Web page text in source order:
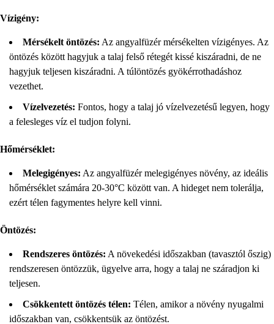
Vízigény:
Mérsékelt öntözés: Az angyalfüzér mérsékelten vízigényes. Az
öntözés között hagyjuk a talaj felső rétegét kissé kiszáradni, de ne
hagyjuk teljesen kiszáradni. A túlöntözés gyökérrothadáshoz
vezethet.
Vízelvezetés: Fontos, hogy a talaj jó vízelvezetésű legyen, hogy
a felesleges víz el tudjon folyni.
Hőmérséklet:
Melegigényes: Az angyalfüzér melegigényes növény, az ideális
hőmérséklet számára 20-30°C között van. A hideget nem tolerálja,
ezért télen fagymentes helyre kell vinni.
Öntözés:
Rendszeres öntözés: A növekedési időszakban (tavasztól őszig)
rendszeresen öntözzük, ügyelve arra, hogy a talaj ne száradjon ki
teljesen.
Csökkentett öntözés télen: Télen, amikor a növény nyugalmi
időszakban van, csökkentsük az öntözést.